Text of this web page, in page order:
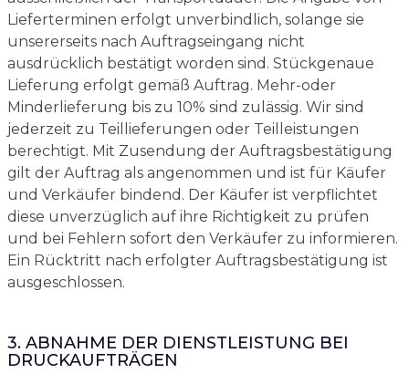
Lieferterminen erfolgt unverbindlich, solange sie
unsererseits nach Auftragseingang nicht
ausdrücklich bestätigt worden sind. Stückgenaue
Lieferung erfolgt gemäß Auftrag. Mehr-oder
Minderlieferung bis zu 10% sind zulässig. Wir sind
jederzeit zu Teillieferungen oder Teilleistungen
berechtigt. Mit Zusendung der Auftragsbestätigung
gilt der Auftrag als angenommen und ist für Käufer
und Verkäufer bindend. Der Käufer ist verpflichtet
diese unverzüglich auf ihre Richtigkeit zu prüfen
und bei Fehlern sofort den Verkäufer zu informieren.
Ein Rücktritt nach erfolgter Auftragsbestätigung ist
ausgeschlossen.
3. ABNAHME DER DIENSTLEISTUNG BEI
DRUCKAUFTRÄGEN